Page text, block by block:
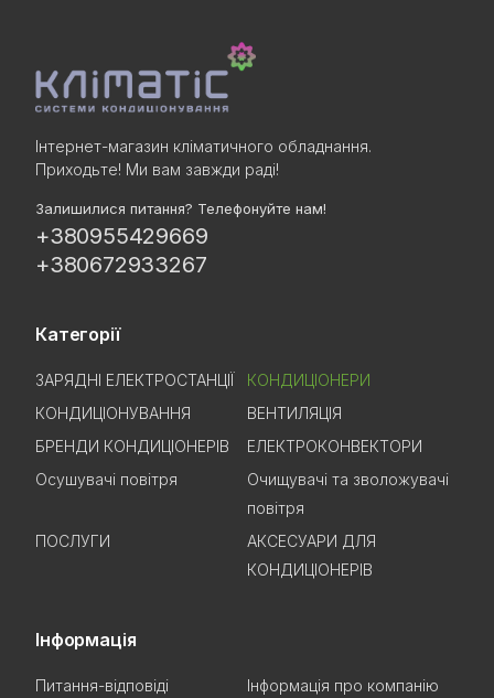
Інтернет-магазин кліматичного обладнання.
Приходьте! Ми вам завжди раді!
Залишилися питання? Телефонуйте нам!
+380955429669
+380672933267
Категорії
ЗАРЯДНІ ЕЛЕКТРОСТАНЦІЇ
КОНДИЦІОНЕРИ
КОНДИЦІОНУВАННЯ
ВЕНТИЛЯЦІЯ
БРЕНДИ КОНДИЦІОНЕРІВ
ЕЛЕКТРОКОНВЕКТОРИ
Осушувачі повітря
Очищувачі та зволожувачі
повітря
ПОСЛУГИ
АКСЕСУАРИ ДЛЯ
КОНДИЦІОНЕРІВ
Інформація
Питання-відповіді Інформація про компанію